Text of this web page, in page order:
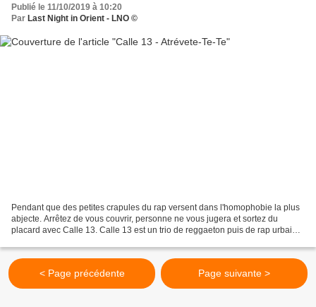
Publié le 11/10/2019 à 10:20
Par Last Night in Orient - LNO ©
Pendant que des petites crapules du rap versent dans l'homophobie la plus
abjecte. Arrêtez de vous couvrir, personne ne vous jugera et sortez du
placard avec Calle 13. Calle 13 est un trio de reggaeton puis de rap urbain
< Page précédente Page suivante >